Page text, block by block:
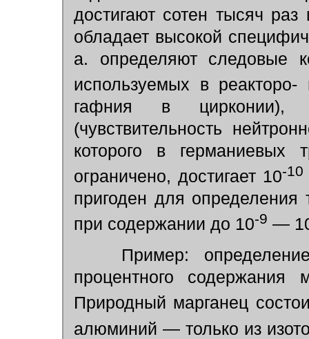
достигают сотен тысяч
обладает высокой
а. определяют следовые
используемых в реакторо-
гафния в цирконии), в
(чувствительность
которого в германиевых
ограничено, достигает 10-10
пригоден для определения
при содержании до 10-9 —
Пример:
процентного
Природный марганец
алюминий — только из